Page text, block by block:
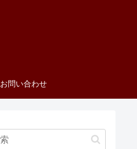
お問い合わせ